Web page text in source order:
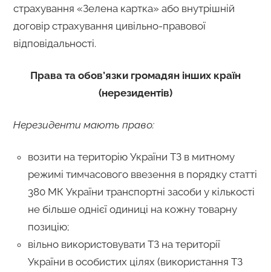
страхування «Зелена картка» або внутрішній
договір страхування цивільно-правової
відповідальності.
Права та обов’язки громадян інших країн
(нерезидентів)
Нерезиденти мають право:
возити на територію України ТЗ в митному
режимі тимчасового ввезення в порядку статті
380 МК України транспортні засоби у кількості
не більше однієї одиниці на кожну товарну
позицію;
вільно використовувати ТЗ на території
України в особистих цілях (використання ТЗ